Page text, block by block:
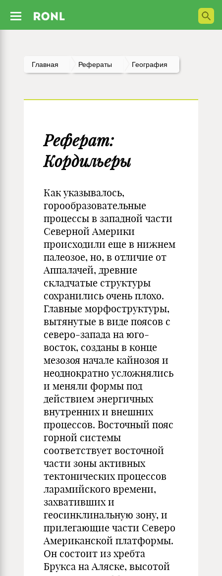
Главная Рефераты География
Реферат:
Кордильеры
Как указывалось,
горообразовательные
процессы в западной части
Северной Америки
происходили еще в нижнем
палеозое, но, в отличие от
Аппалачей, древние
складчатые структуры
сохранились очень плохо.
Главные морфоструктуры,
вытянутые в виде поясов с
северо-запада на юго-
восток, созданы в конце
мезозоя начале кайнозоя и
неоднократно усложнялись
и меняли формы под
действием энергичных
внутренних и внешних
процессов. Восточный пояс
горной системы
соответствует восточной
части зоны активных
тектонических процессов
ларамийского времени,
захвативших и
геосинклинальную зону, и
прилегающие части Северо
Американской платформы.
Он состоит из хребта
Брукса на Аляске, высотой